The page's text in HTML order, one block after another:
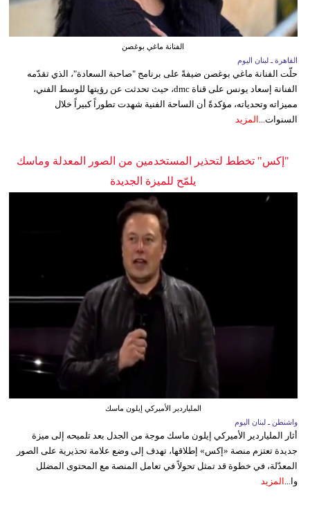
الفنانة ماغي بوغصن
القاهرة ـ لبنان اليوم
حلّت الفنانة ماغي بوغصن ضيفةً على برنامج "صاحبة السعادة"، الذي تقدّمه
الفنانة إسعاد يونس على قناة dmc، حيث تحدثت عن رؤيتها للوسط الفني،
مميزاته وتحدياته، مؤكدةً أن الساحة الفنية شهدت تطوراً كبيراً خلال
السنوات...
المزيد
"إكس" تخطط لتحذير المستخدمين من الصور المعدلة وماسك
يلمّح للميزة الجديدة
الملياردير الأميركي إيلون ماسك
واشنطن ـ لبنان اليوم
أثار الملياردير الأميركي إيلون ماسك موجة من الجدل بعد تلميحه إلى ميزة
جديدة تعتزم منصة «إكس» إطلاقها، تهدف إلى وضع علامة تحذيرية على الصور
المعدّلة، في خطوة قد تمثل تحولاً في تعامل المنصة مع المحتوى المضلل
وا... المزيد